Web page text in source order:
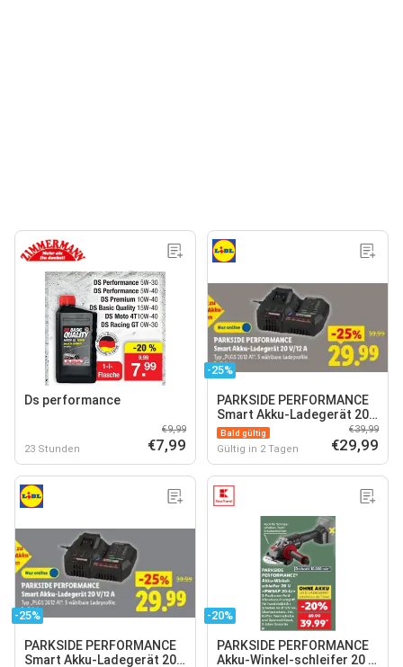
Ds performance
23 Stunden
€9,99
€7,99
-25%
PARKSIDE PERFORMANCE
Smart Akku-Ladegerät 20
V/12 A
Bald gültig
Gültig in 2 Tagen
€39,99
€29,99
-25%
PARKSIDE PERFORMANCE
Smart Akku-Ladegerät 20
-20%
PARKSIDE PERFORMANCE
Akku-Winkel-schleifer 20 V